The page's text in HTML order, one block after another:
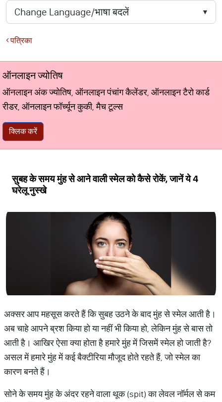
पत्रिका
ऑनलाइन ज्योतिष
ऑनलाइन अंक ज्योतिष, ऑनलाइन पंचांग कैलेंडर, ऑनलाइन टैरो कार्ड
रीडर, ऑनलाइन फॉर्च्यून कुकी, मैच टूल्स
क्लिक करें
सुबह के समय मुंह से आने वाली स्मेल को कैसे रोकें, जानें ये 4
घरेलू नुस्खे
अक्सर आप महसूस करते हैं कि सुबह उठने के बाद मुंह से स्मेल आती है।
अब चाहे आपने ब्रश किया हो या नहीं भी किया हो, लेकिन मुंह से बास तो
आती है। आखिर ऐसा क्या होता है हमारे मुंह में जिसमें स्मेल हो जाती है?
असल में हमारे मुंह में कई बैक्टीरिया मौजूद होते रहते हैं, जो स्मेल का
कारण बनते हैं।
सोने के समय मुंह के अंदर रहने वाला थूक (spit) का लेवल नॉर्मल से कम